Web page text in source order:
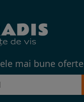
mai bune oferte